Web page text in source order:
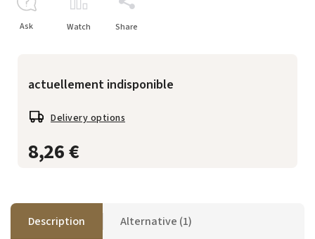
8,26 €
actuellement indisponible
Delivery options
Ask Watch Share
Description Alternative (1)